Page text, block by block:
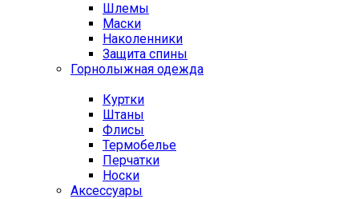
Шлемы
Маски
Наколенники
Защита спины
Горнолыжная одежда
Куртки
Штаны
Флисы
Термобелье
Перчатки
Носки
Аксессуары